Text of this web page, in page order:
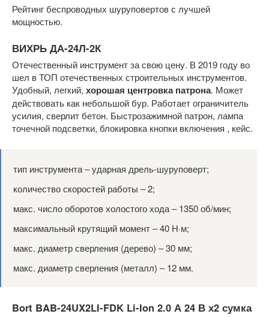
Рейтинг беспроводных шуруповертов с лучшей
мощностью.
ВИХРЬ ДА-24Л-2К
Отечественный инструмент за свою цену. В 2019 году во
шел в ТОП отечественных строительных инструментов.
Удобный, легкий, хорошая центровка патрона. Может
действовать как небольшой бур. Работает ограничитель
усилия, сверлит бетон. Быстрозажимной патрон, лампа
точечной подсветки, блокировка кнопки включения , кейс.
тип инструмента ‒ ударная дрель-шуруповерт;
количество скоростей работы ‒ 2;
макс. число оборотов холостого хода ‒ 1350 об/мин;
максимальный крутящий момент ‒ 40 Н·м;
макс. диаметр сверления (дерево) ‒ 30 мм;
макс. диаметр сверления (металл) ‒ 12 мм.
Bort BAB-24UX2LI-FDK Li-Ion 2.0 А 24 В х2 сумка